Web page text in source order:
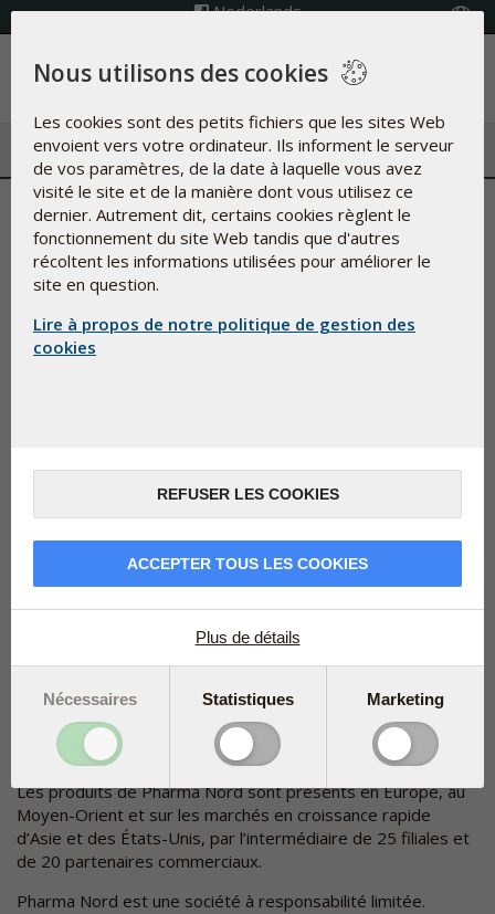
Nederlands
Menu
A propos de Pharma Nord
Pharma Nord développe, fabrique et commercialise, sur des
bases scientifiques, des compléments alimentaires, des
axés sur une biodisponibilité, une sécurité et une
documentation optimales.
La base de données de Pharma Nord contient plus de 8 000
études scientifiques dont un grand nombre ont été
produits.
Ses sites de production et son siège social se trouvant au
Danemark, Pharma Nord dispose d’un large champ d’action.
Les produits de Pharma Nord sont présents en Europe, au
Moyen-Orient et sur les marchés en croissance rapide
d’Asie et des États-Unis, par l’intermédiaire de 25 filiales et
de 20 partenaires commerciaux.
Pharma Nord est une société à responsabilité limitée.
Nous utilisons des cookies
Les cookies sont des petits fichiers que les sites Web
envoient vers votre ordinateur. Ils informent le serveur
de vos paramètres, de la date à laquelle vous avez
visité le site et de la manière dont vous utilisez ce
dernier. Autrement dit, certains cookies règlent le
fonctionnement du site Web tandis que d'autres
récoltent les informations utilisées pour améliorer le
site en question.
Lire à propos de notre politique de gestion des
cookies
REFUSER LES COOKIES
ACCEPTER TOUS LES COOKIES
Plus de détails
Nécessaires Statistiques Marketing